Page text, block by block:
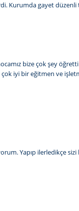
Kurumda gayet
bize çok şey
iyi bir eğitmen ve
Yapıp ilerledikçe sizi